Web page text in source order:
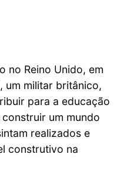
no Reino Unido, em
um militar britânico,
para a educação
um mundo
realizados e
construtivo na